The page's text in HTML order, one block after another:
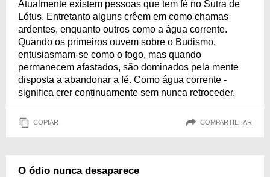
Atualmente existem pessoas que tem fé no Sutra de
Lótus. Entretanto alguns crêem em como chamas
ardentes, enquanto outros como a água corrente.
Quando os primeiros ouvem sobre o Budismo,
entusiasmam-se como o fogo, mas quando
permanecem afastados, são dominados pela mente
disposta a abandonar a fé. Como água corrente -
significa crer continuamente sem nunca retroceder.
COPIAR COMPARTILHAR
O ódio nunca desaparece